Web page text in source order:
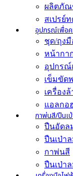
ผลิตภัณ
สเปรย์
อุปกรณ์เพื่อ
ชุด/ถุงมื
หน้ากา
อุปกรณ์
เข็มขัด
เครื่อง
แอลกอ
กาพ่นสี/ปืนเ
ปืนอัดล
ปืนเป่า
กาพ่นสี
ปืนเป่า